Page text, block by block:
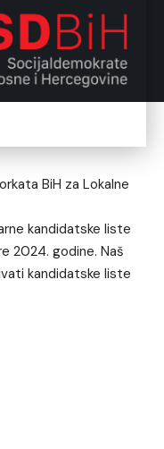
BiH za Lokalne
kandidatske liste
2024. godine. Naš
kandidatske liste